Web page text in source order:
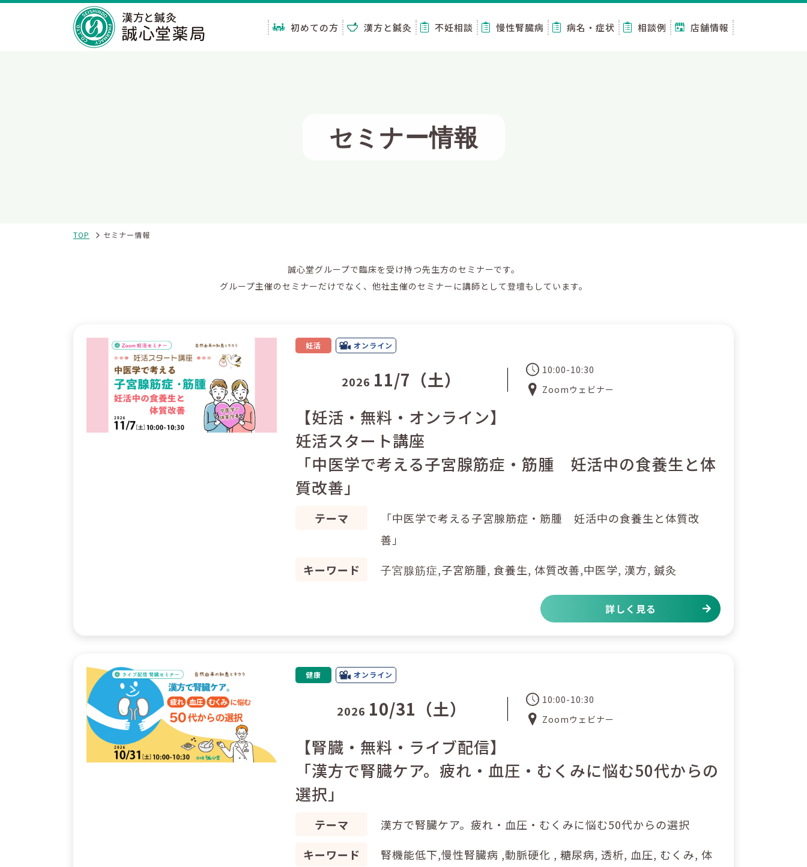
初めての方 漢方と鍼灸 不妊相談 慢性腎臓病 病名・症状 相談例 店舗情報
セミナー情報
TOP セミナー情報
誠心堂グループで臨床を受け持つ先生方のセミナーです。
グループ主催のセミナーだけでなく、他社主催のセミナーに講師として登壇もしています。
妊活 オンライン
2026 11/7（土）
10:00-10:30
Zoomウェビナー
【妊活・無料・オンライン】
妊活スタート講座
「中医学で考える子宮腺筋症・筋腫 妊活中の食養生と体
質改善」
テーマ
「中医学で考える子宮腺筋症・筋腫 妊活中の食養生と体質改
善」
キーワード
子宮腺筋症,子宮筋腫, 食養生, 体質改善,中医学, 漢方, 鍼灸
詳しく見る
健康 オンライン
2026 10/31（土）
10:00-10:30
Zoomウェビナー
【腎臓・無料・ライブ配信】
「漢方で腎臓ケア。疲れ・血圧・むくみに悩む50代からの
選択」
テーマ
漢方で腎臓ケア。疲れ・血圧・むくみに悩む50代からの選択
キーワード
腎機能低下,慢性腎臓病 ,動脈硬化 , 糖尿病, 透析, 血圧, むくみ, 体